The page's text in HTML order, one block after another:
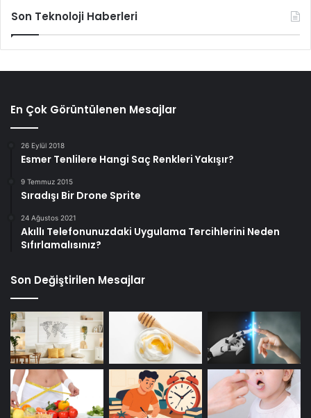
Son Teknoloji Haberleri
En Çok Görüntülenen Mesajlar
26 Eylül 2018
Esmer Tenlilere Hangi Saç Renkleri Yakışır?
9 Temmuz 2015
Sıradışı Bir Drone Sprite
24 Ağustos 2021
Akıllı Telefonunuzdaki Uygulama Tercihlerini Neden
Sıfırlamalısınız?
Son Değiştirilen Mesajlar